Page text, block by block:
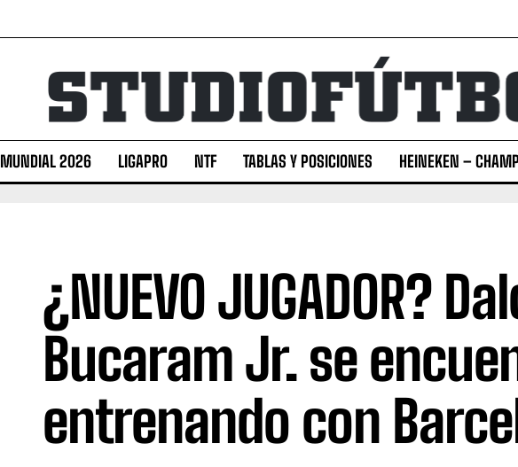
MUNDIAL 2026 LIGAPRO NTF TABLAS Y POSICIONES HEINEKEN –
¿NUEVO JUGADOR?
Bucaram Jr. se
entrenando con